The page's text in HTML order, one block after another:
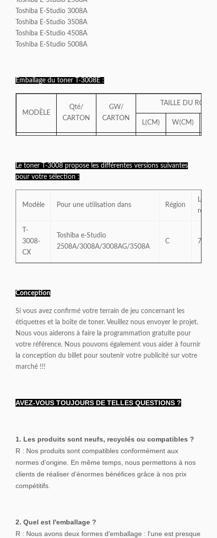
Toshiba E-Studio 3008A
Toshiba E-Studio 3508A
Toshiba E-Studio 4508A
Toshiba E-Studio 5008A
Emballage du toner T-3008E :
MODÈLE
Qté/
CARTON
GW/
CARTON
TAILLE DU RCT
L(CM) W(CM)
Le toner T-3008 propose les différentes versions suivantes
pour votre sélection :
Modèle Pour une utilisation dans Région
Les
T-
3008-
CX
Toshiba e-Studio
2508A/3008A/3008AG/3508A
C 700g
EX
T-
3008-
JX
J. 700g
T-
3008-
3008-
P.
T-
3008-
WWX
WW
Conception
Si vous avez confirmé votre terrain de jeu concernant les
étiquettes et la boîte de toner. Veuillez nous envoyer le projet.
Nous vous aiderons à faire la programmation gratuite pour
votre référence. Nous pouvons également vous aider à fournir
la conception du billet pour soutenir votre publicité sur votre
marché !!!
AVEZ-VOUS TOUJOURS DE TELLES QUESTIONS ?
1. Les produits sont neufs, recyclés ou compatibles ?
R : Nos produits sont compatibles conformément aux
normes d’origine. En même temps, nous permettons à nos
clients de réaliser d’énormes bénéfices grâce à nos prix
compétitifs.
2. Quel est l'emballage ?
R : Nous avons deux formes d'emballage : l'une est presque